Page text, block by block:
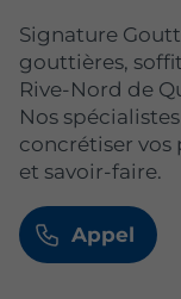
Signature
gouttières,
Rive-Nord de
Nos
concrétiser vos
et savoir-faire.
Appel